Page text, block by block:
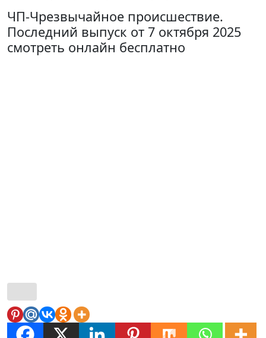
ЧП-Чрезвычайное происшествие.
Последний выпуск от 7 октября 2025
смотреть онлайн бесплатно